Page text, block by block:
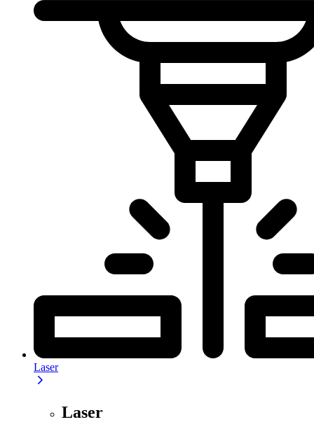
Laser
Laser